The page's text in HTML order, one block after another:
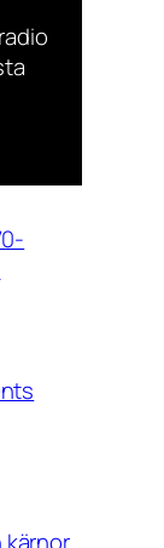
kärnor